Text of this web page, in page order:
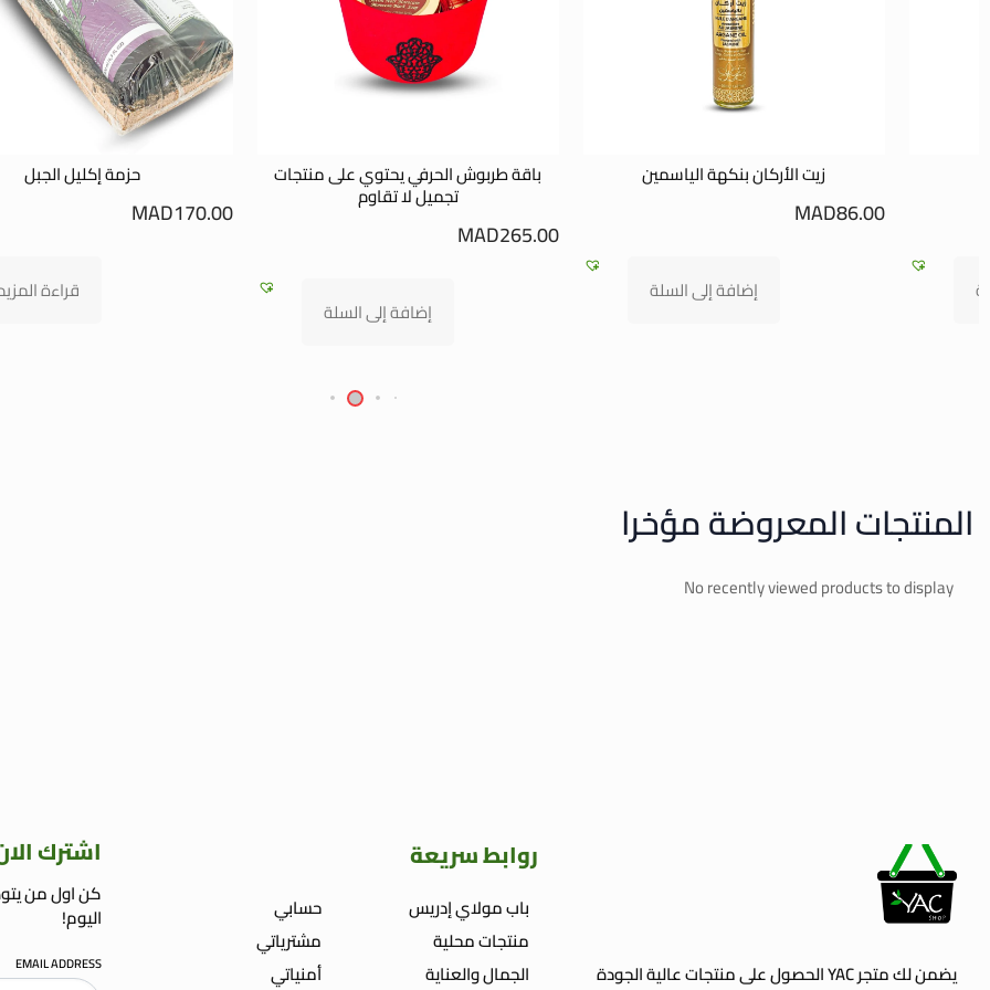
زيت الأركان بنكهة الياسمين
MAD86.00
إضافة إلى السلة
باقة طربوش الحرفي يحتوي على منتجات
تجميل لا تقاوم
MAD265.00
إضافة إلى السلة
حزمة إكليل الجبل
MAD170.00
قراءة
المنتجات المعروضة مؤخرا
No recently viewed products to display
يضمن لك متجر YAC الحصول على منتجات عالية الجودة
روابط سريعة
باب مولاي إدريس
منتجات محلية
الجمال والعناية
حسابي
مشترياتي
أمنياتي
اشترك
كن اول من
اليوم!
EMAIL ADDRESS